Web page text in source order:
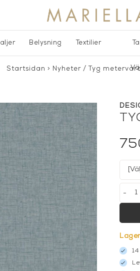
Belysning Textilier
Startsidan > Nyheter/ Tyg
-